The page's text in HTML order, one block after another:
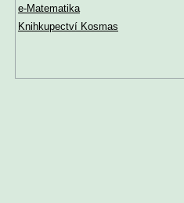
e-Matematika
Knihkupectví Kosmas